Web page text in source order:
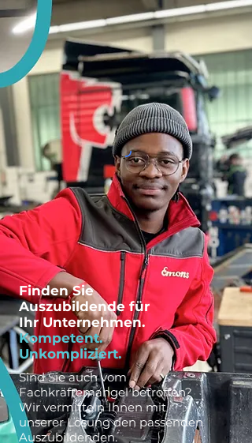
Finden Sie
Auszubildende für
Ihr Unternehmen.
Kompetent.
Unkompliziert.
Sind Sie auch vom
Fachkräftemangel betroffen?
Wir vermitteln Ihnen mit
unserer Lösung den passenden
Auszubildenden.